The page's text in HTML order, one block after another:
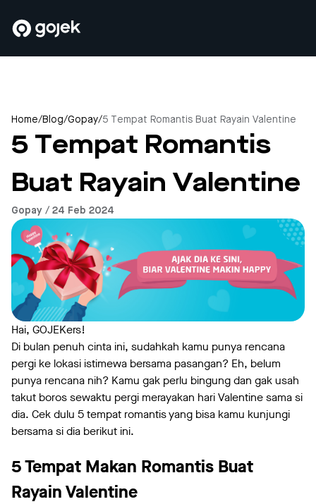
Home/Blog/Gopay/5 Tempat Romantis Buat Rayain Valentine
5 Tempat Romantis
Buat Rayain Valentine
Gopay / 24 Feb 2024
Hai, GOJEKers!
Di bulan penuh cinta ini, sudahkah kamu punya rencana
pergi ke lokasi istimewa bersama pasangan? Eh, belum
punya rencana nih? Kamu gak perlu bingung dan gak usah
takut boros sewaktu pergi merayakan hari Valentine sama si
dia. Cek dulu 5 tempat romantis yang bisa kamu kunjungi
bersama si dia berikut ini.
5 Tempat Makan Romantis Buat
Rayain Valentine